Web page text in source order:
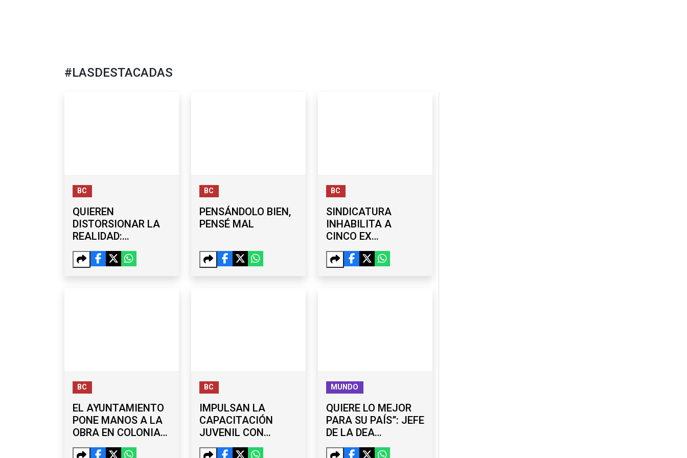
#LASDESTACADAS
BC
QUIEREN
DISTORSIONAR LA
REALIDAD:
BURGUEÑO
DESCARTA
BC
PENSÁNDOLO BIEN,
PENSÉ MAL
BC
SINDICATURA
INHABILITA A
CINCO EX
FUNCIONARIOS DEL
GOBIERNO DE
BC
EL AYUNTAMIENTO
PONE MANOS A LA
OBRA EN COLONIAS
DE OTAY, LA MESA Y
BC
IMPULSAN LA
CAPACITACIÓN
JUVENIL CON
TALLERES
MUNDO
QUIERE LO MEJOR
PARA SU PAÍS”: JEFE
DE LA DEA
RESPALDA LABOR